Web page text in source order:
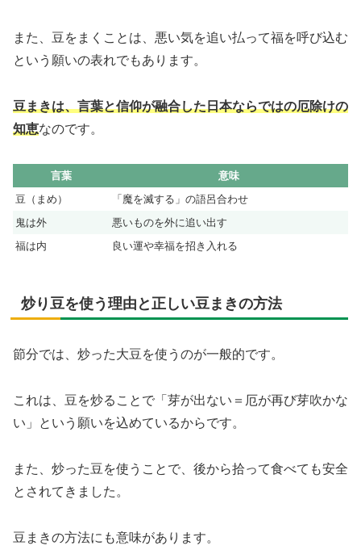
また、豆をまくことは、悪い気を追い払って福を呼び込む
という願いの表れでもあります。
豆まきは、言葉と信仰が融合した日本ならではの厄除けの
知恵なのです。
言葉
意味
豆（まめ）
「魔を滅する」の語呂合わせ
鬼は外
悪いものを外に追い出す
福は内
良い運や幸福を招き入れる
炒り豆を使う理由と正しい豆まきの方法
節分では、炒った大豆を使うのが一般的です。
これは、豆を炒ることで「芽が出ない＝厄が再び芽吹かな
い」という願いを込めているからです。
また、炒った豆を使うことで、後から拾って食べても安全
とされてきました。
豆まきの方法にも意味があります。